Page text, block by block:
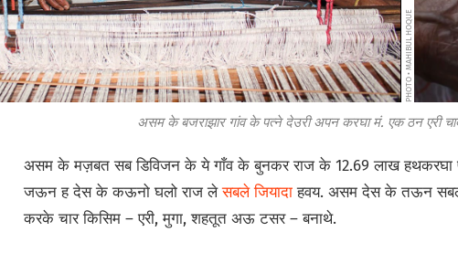
PHOTO • MAHIBUL HOQUE
असम के बजराझार गांव के पत्ने देउरी अपन करघा मं. एक ठन एरी
असम के मज़बत सब डिविजन के ये गाँव के बुनकर राज के 12.69 लाख हथकरघा
जऊन ह देस के कऊनो घलो राज लेसबले जियादाहवय. असम देस के तऊन
करके चार किसिम – एरी,मुगा,शहतूत अऊ टसर – बनाथे.